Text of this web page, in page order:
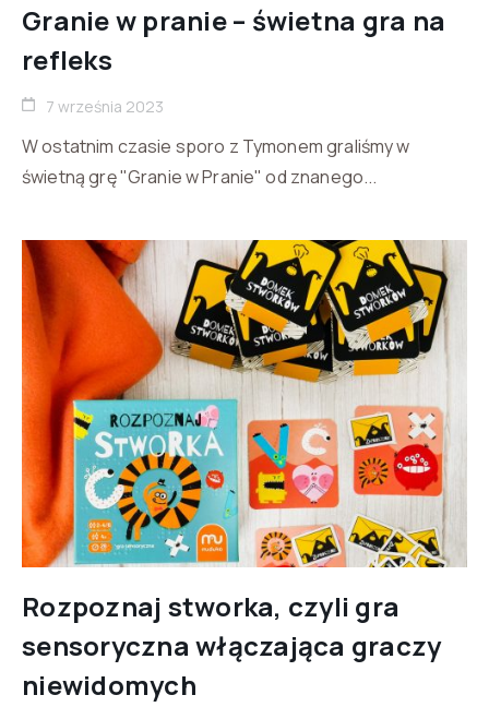
Granie w pranie – świetna gra na
refleks
7 września 2023
W ostatnim czasie sporo z Tymonem graliśmy w
świetną grę "Granie w Pranie" od znanego...
Rozpoznaj stworka, czyli gra
sensoryczna włączająca graczy
niewidomych